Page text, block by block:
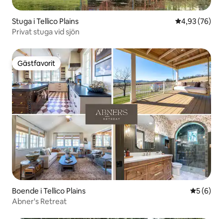
Stuga i Tellico Plains 4,93 av 5 i
4,93 (76)
Privat stuga vid sjön
Gästfavorit
Gästfavorit
Boende i Tellico Plains 5 av 5 i
5 (6)
Abner's Retreat